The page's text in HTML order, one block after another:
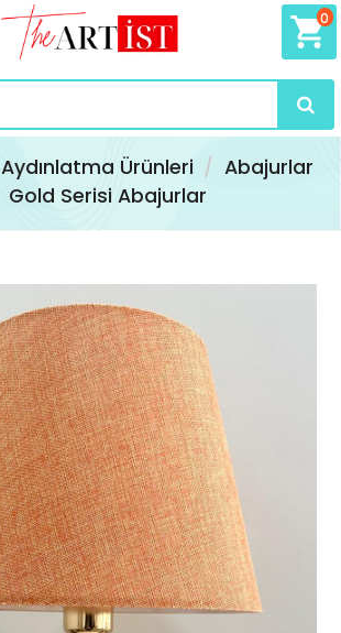
shopping_cart
0
Aydınlatma Ürünleri
Abajurlar
Gold Serisi Abajurlar